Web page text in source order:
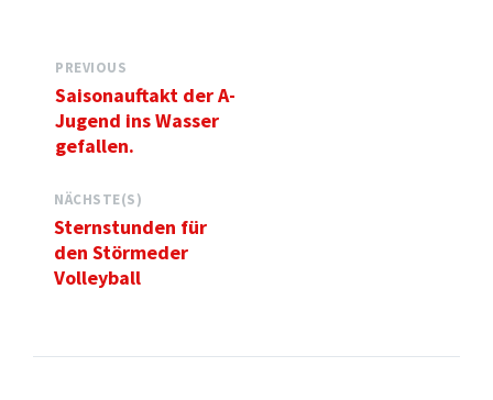
PREVIOUS
Saisonauftakt der A-
Jugend ins Wasser
gefallen.
NÄCHSTE(S)
Sternstunden für
den Störmeder
Volleyball